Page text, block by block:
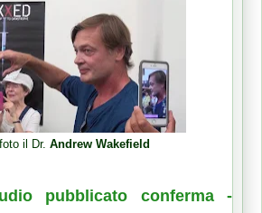
il Dr. Andrew Wakefield
pubblicato conferma -